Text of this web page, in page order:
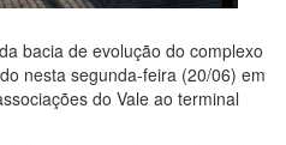
bacia de evolução do complexo
nesta segunda-feira (20/06) em
do Vale ao terminal